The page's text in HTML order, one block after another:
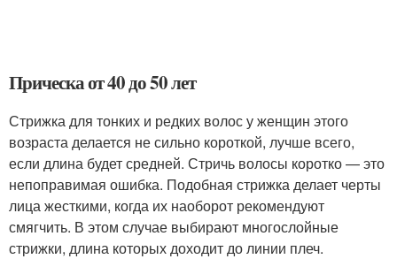
Прическа от 40 до 50 лет
Стрижка для тонких и редких волос у женщин этого
возраста делается не сильно короткой, лучше всего,
если длина будет средней. Стричь волосы коротко — это
непоправимая ошибка. Подобная стрижка делает черты
лица жесткими, когда их наоборот рекомендуют
смягчить. В этом случае выбирают многослойные
стрижки, длина которых доходит до линии плеч.